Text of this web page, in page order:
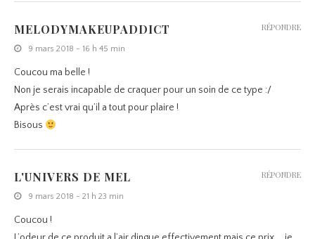
MELODYMAKEUPADDICT
9 mars 2018 - 16 h 45 min
Coucou ma belle !
Non je serais incapable de craquer pour un soin de ce type :/
Après c’est vrai qu’il a tout pour plaire !
Bisous
RÉPONDRE
L'UNIVERS DE MEL
9 mars 2018 - 21 h 23 min
Coucou !
RÉPONDRE